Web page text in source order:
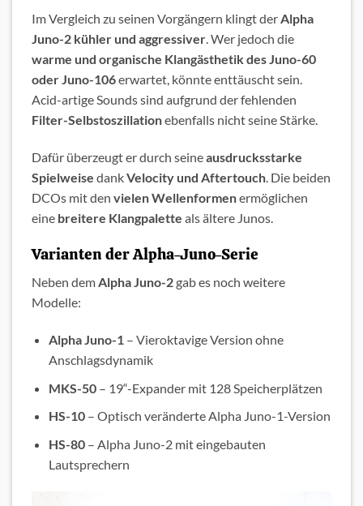
Keine News mehr verpassen!
Wenn Du immer auf dem Laufenden
bleiben willst und stets über unsere
neuesten Beiträge informiert werden
willst, dann abonieren einfach unseren
NEWSLETTERoder unseren WHATS-
APPKanal!
Im Vergleich zu seinen Vorgängern klingt derAlpha
Juno-2 kühler und aggressiver. Wer jedoch die
warme und organische Klangästhetik des Juno-60
oder Juno-106erwartet, könnte enttäuscht sein.
Acid-artige Sounds sind aufgrund der fehlenden
Filter-Selbstoszillationebenfalls nicht seine Stärke.
Dafür überzeugt er durch seineausdrucksstarke
Spielweise dankVelocity und Aftertouch. Die beiden
DCOs mit den vielen Wellenformenermöglichen
eine breitere Klangpalette als ältere Junos.
Varianten der Alpha-Juno-Serie
Neben demAlpha Juno-2gab es noch weitere
Modelle:
Alpha Juno-1– Vieroktavige Version ohne
Anschlagsdynamik
MKS-50– 19“-Expander mit 128 Speicherplätzen
HS-10– Optisch veränderte Alpha Juno-1-Version
HS-80– Alpha Juno-2 mit eingebauten
Lautsprechern